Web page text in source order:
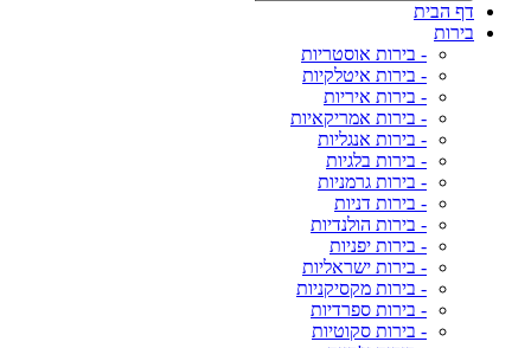
דף הבית
בירות
- בירות אוסטריות
- בירות איטלקיות
- בירות איריות
- בירות אמריקאיות
- בירות אנגליות
- בירות בלגיות
- בירות גרמניות
- בירות דניות
- בירות הולנדיות
- בירות יפניות
- בירות ישראליות
- בירות מקסיקניות
- בירות ספרדיות
- בירות סקוטיות